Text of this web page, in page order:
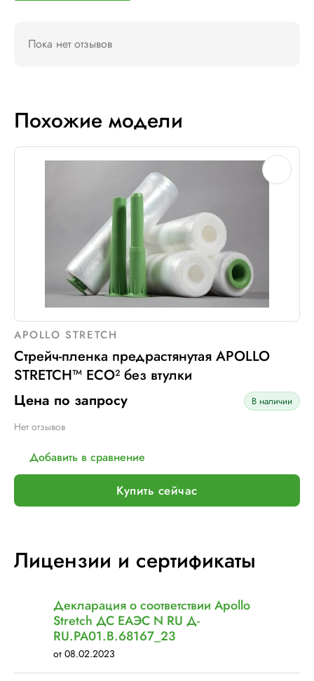
Пока нет отзывов
Похожие модели
APOLLO STRETCH
Стрейч-пленка предрастянутая APOLLO
STRETCH™ ECO² без втулки
Цена по запросу
В наличии
Нет отзывов
Добавить в сравнение
Купить сейчас
Лицензии и сертификаты
Декларация о соответствии Apollo
Stretch ДС ЕАЭС N RU Д-
RU.РА01.В.68167_23
от 08.02.2023